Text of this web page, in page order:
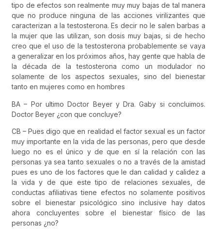
tipo de efectos son realmente muy muy bajas de tal manera
que no produce ninguna de las acciones virilizantes que
caracterizan a la testosterona. Es decir no le salen barbas a
la mujer que las utilizan, son dosis muy bajas, si de hecho
creo que el uso de la testosterona probablemente se vaya
a generalizar en los próximos años, hay gente que habla de
la década de la testosterona como un modulador no
solamente de los aspectos sexuales, sino del bienestar
tanto en mujeres como en hombres
BA – Por ultimo Doctor Beyer y Dra. Gaby si concluimos.
Doctor Beyer ¿con que concluye?
CB – Pues digo que en realidad el factor sexual es un factor
muy importante en la vida de las personas, pero que desde
luego no es el único y de que en sí la relación con las
personas ya sea tanto sexuales o no a través de la amistad
pues es uno de los factores que le dan calidad y calidez a
la vida y de que este tipo de relaciones sexuales, de
conductas afiliativas tiene efectos no solamente positivos
sobre el bienestar psicológico sino inclusive hay datos
ahora concluyentes sobre el bienestar físico de las
personas ¿no?